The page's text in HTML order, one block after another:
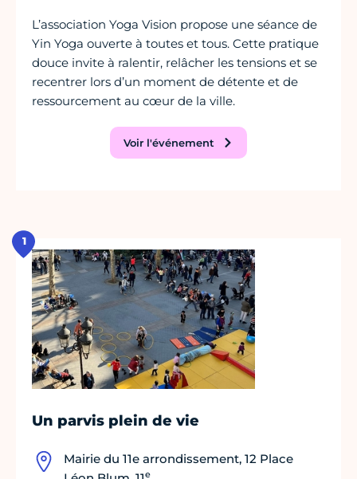
L’association Yoga Vision propose une séance de
Yin Yoga ouverte à toutes et tous. Cette pratique
douce invite à ralentir, relâcher les tensions et se
recentrer lors d’un moment de détente et de
ressourcement au cœur de la ville.
Voir l'événement
1
Un parvis plein de vie
Mairie du 11e arrondissement, 12 Place
e